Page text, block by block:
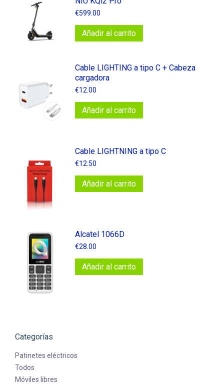
€599.00
Añadir al carrito
Cable LIGHTING a tipo C + Cabeza
cargadora
€12.00
Añadir al carrito
Cable LIGHTNING a tipo C
€12.50
Añadir al carrito
Alcatel 1066D
€28.00
Añadir al carrito
Categorías
Patinetes eléctricos
Todos
Móviles libres